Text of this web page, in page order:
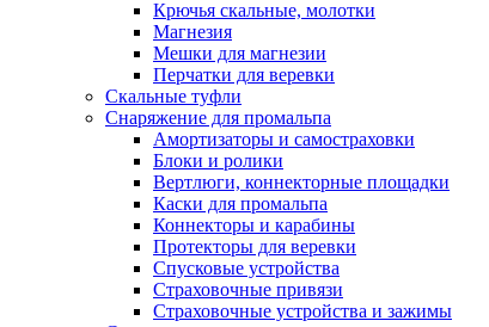
Крючья скальные, молотки
Магнезия
Мешки для магнезии
Перчатки для веревки
Скальные туфли
Снаряжение для промальпа
Амортизаторы и самостраховки
Блоки и ролики
Вертлюги, коннекторные площадки
Каски для промальпа
Коннекторы и карабины
Протекторы для веревки
Спусковые устройства
Страховочные привязи
Страховочные устройства и зажимы